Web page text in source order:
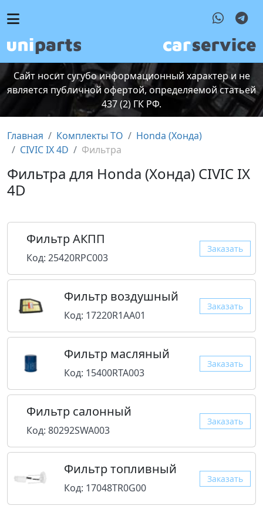
Сайт носит сугубо информационный характер и не
является публичной офертой, определяемой статьей
437 (2) ГК РФ.
Главная Комплекты ТО
Honda (Хонда)
CIVIC IX 4D
Фильтра
Фильтра для Honda (Хонда) CIVIC IX
4D
Фильтр АКПП
Код: 25420RPC003
Заказать
Фильтр воздушный
Код: 17220R1AA01
Заказать
Фильтр масляный
Код: 15400RTA003
Заказать
Фильтр салонный
Код: 80292SWA003
Заказать
Фильтр топливный
Код: 17048TR0G00
Заказать